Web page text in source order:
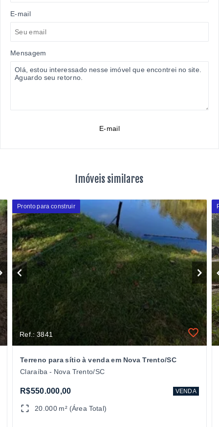
E-mail
Mensagem
E-mail
Imóveis similares
Pronto para construir
Ref.: 3841
Terreno para sítio à venda em Nova Trento/SC
Claraíba - Nova Trento/SC
R$550.000,00 VENDA
20.000 m² (Área Total)